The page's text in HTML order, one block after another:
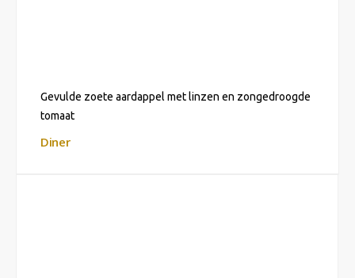
Gevulde zoete aardappel met linzen en zongedroogde
tomaat
Diner